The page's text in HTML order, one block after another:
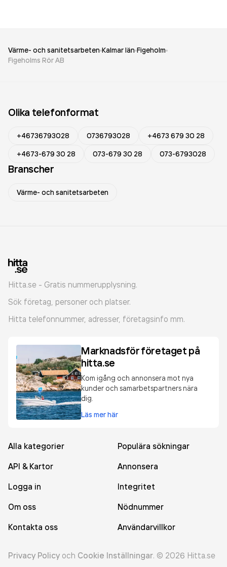
Värme- och sanitetsarbeten Kalmar län Figeholm
Figeholms Rör AB
Olika telefonformat
+46736793028 0736793028
+4673 679 30 28
+4673-679 30 28
073-679 30 28 073-6793028
Branscher
Värme- och sanitetsarbeten
Hitta.se - Gratis nummerupplysning.
Sök företag, personer och platser.
Hitta telefonnummer, adresser, företagsinfo mm.
Marknadsför företaget på
hitta.se
Kom igång och annonsera mot nya
kunder och samarbetspartners nära
dig.
Läs mer här
Alla kategorier
Populära sökningar
API & Kartor
Annonsera
Logga in
Integritet
Om oss
Nödnummer
Kontakta oss
Användarvillkor
Privacy Policy och Cookie Inställningar. © 2026 Hitta.se